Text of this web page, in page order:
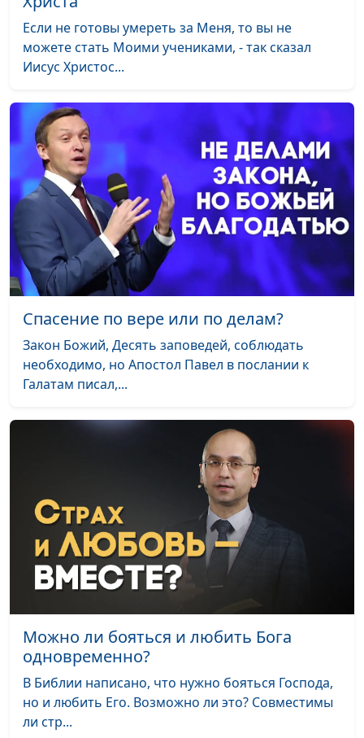
Если не готовы умереть за Меня, то вы не
можете стать Моими учениками, - так сказал
Иисус Христос...
Спасение по вере или по делам?
Закон Божий, Десять заповедей, соблюдать
необходимо, но Апостол Павел в послании к
Галатам писал,...
Можно ли бояться и любить Бога
одновременно?
В Библии написано, что нужно бояться Господа,
но и любить Его. Возможно ли это? Совместимы
ли стр...